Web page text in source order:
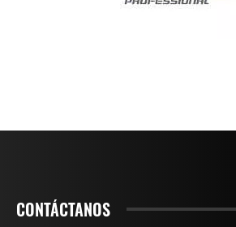
CONTÁCTANOS